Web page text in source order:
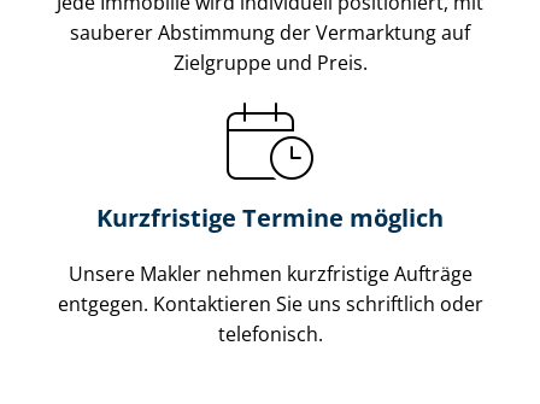
sauberer Abstimmung der Vermarktung auf
Zielgruppe und Preis.
Kurzfristige Termine möglich
Unsere Makler nehmen kurzfristige Aufträge
entgegen. Kontaktieren Sie uns schriftlich oder
telefonisch.